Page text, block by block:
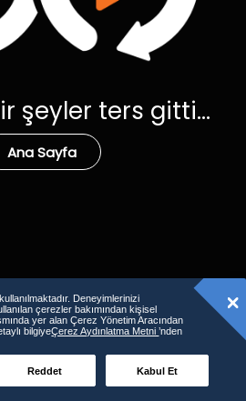
şeyler ters gitti...
Ana Sayfa
Deneyimlerinizi
çerezler bakımından kişisel
yer alan Çerez Yönetim Aracından
bilgiyeÇerez Aydınlatma Metni’nden
Reddet Kabul Et